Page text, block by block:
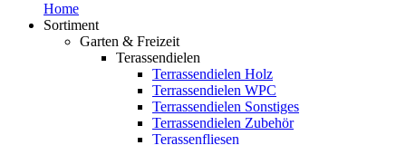
Home
Sortiment
Garten & Freizeit
Terassendielen
Terrassendielen Holz
Terrassendielen WPC
Terrassendielen Sonstiges
Terrassendielen Zubehör
Terassenfliesen